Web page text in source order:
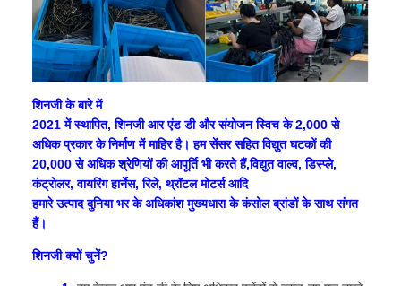
शिनजी के बारे में
2021 में स्थापित, शिनजी आर एंड डी और संयोजन स्विच के 2,000 से
अधिक प्रकार के निर्माण में माहिर है। हम सेंसर सहित विद्युत घटकों की
20,000 से अधिक श्रेणियों की आपूर्ति भी करते हैं,विद्युत वाल्व, डिस्प्ले,
कंट्रोलर, वायरिंग हार्नेस, रिले, थ्रॉटल मोटर्स आदि
हमारे उत्पाद दुनिया भर के अधिकांश मुख्यधारा के कंसोल ब्रांडों के साथ संगत
हैं।
शिनजी क्यों चुनें?